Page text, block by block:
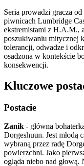
Seria prowadzi gracza
piwnicach Lumbridge
ekstremistami z H.A.M.,
poszukiwaniu mitycznej
tolerancji, odwadze i
osadzona w kontekście
konsekwencji.
Kluczowe
Postacie
Zanik - główna
Dorgeshuun. Jest młodą
wybraną przez radę
powierzchni. Jako
ogląda niebo nad